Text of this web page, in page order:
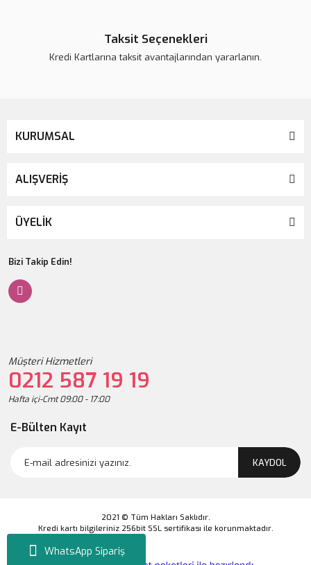
WhatsApp Sipariş
Taksit Seçenekleri
Kredi Kartlarına taksit avantajlarından yararlanın.
KURUMSAL
ALIŞVERİŞ
ÜYELİK
Bizi Takip Edin!
Müşteri Hizmetleri
0212 587 19 19
Hafta içi-Cmt 09:00 - 17:00
E-Bülten Kayıt
KAYDOL
2021 © Tüm Hakları Saklıdır.
Kredi kartı bilgileriniz 256bit SSL sertifikası ile korunmaktadır.